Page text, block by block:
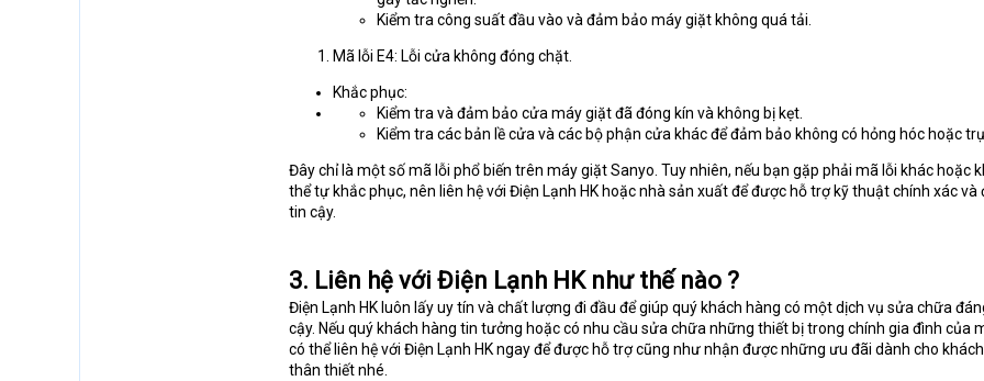
Kiểm tra công suất đầu vào và đảm bảo máy giặt không quá tải.
Mã lỗi E4: Lỗi cửa không đóng chặt.
Khắc phục:
Kiểm tra và đảm bảo cửa máy giặt đã đóng kín và không bị kẹt.
Kiểm tra các bản lề cửa và các bộ phận cửa khác để đảm bảo không có hỏng hóc hoặc
Đây chỉ là một số mã lỗi phổ biến trên máy giặt Sanyo. Tuy nhiên, nếu bạn gặp phải mã lỗi khác hoặc
thể tự khắc phục, nên liên hệ với Điện Lạnh HK hoặc nhà sản xuất để được hỗ trợ kỹ thuật chính xác và
tin cậy.
3. Liên hệ với Điện Lạnh HK như thế nào ?
Điện Lạnh HK luôn lấy uy tín và chất lượng đi đầu để giúp quý khách hàng có một dịch vụ sửa chữa
cậy. Nếu quý khách hàng tin tưởng hoặc có nhu cầu sửa chữa những thiết bị trong chính gia đình của
có thể liên hệ với Điện Lạnh HK ngay để được hỗ trợ cũng như nhận được những ưu đãi dành cho
thân thiết nhé.